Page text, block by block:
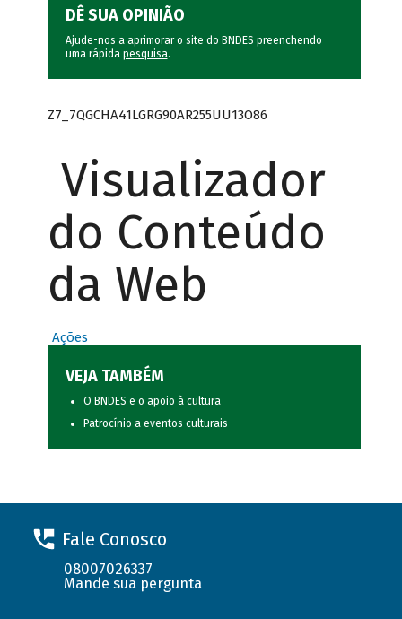
DÊ SUA OPINIÃO
Ajude-nos a aprimorar o site do BNDES preenchendo
uma rápida pesquisa.
Z7_7QGCHA41LGRG90AR255UU13O86
Visualizador
do Conteúdo
da Web
Ações
VEJA TAMBÉM
O BNDES e o apoio à cultura
Patrocínio a eventos culturais
Fale Conosco
08007026337
Mande sua pergunta